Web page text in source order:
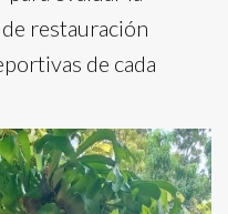
restauración
de cada